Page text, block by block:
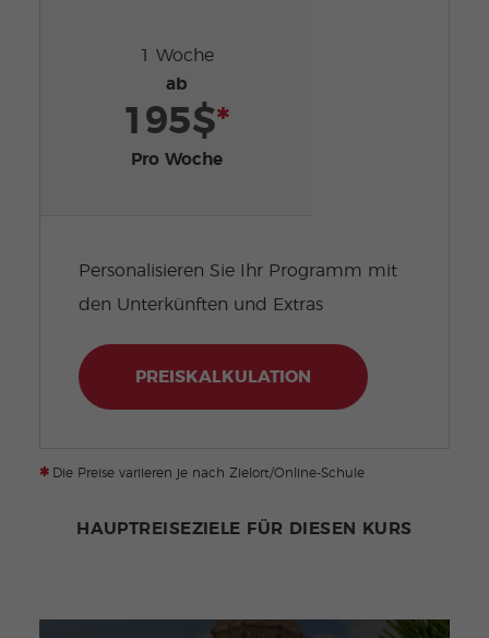
1 Woche
ab
195$*
Pro Woche
Personalisieren Sie Ihr Programm mit
den Unterkünften und Extras
PREISKALKULATION
*Die Preise variieren je nach Zielort/Online-Schule
HAUPTREISEZIELE FÜR DIESEN KURS